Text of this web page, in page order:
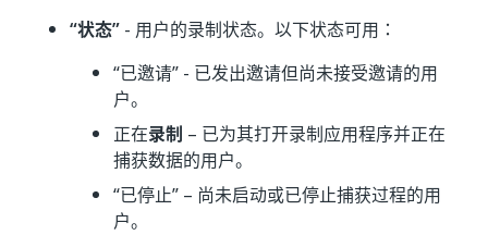
“状态” - 用户的录制状态。以下状态可用：
“已邀请” - 已发出邀请但尚未接受邀请的用
户。
正在录制 – 已为其打开录制应用程序并正在
捕获数据的用户。
“已停止” – 尚未启动或已停止捕获过程的用
户。